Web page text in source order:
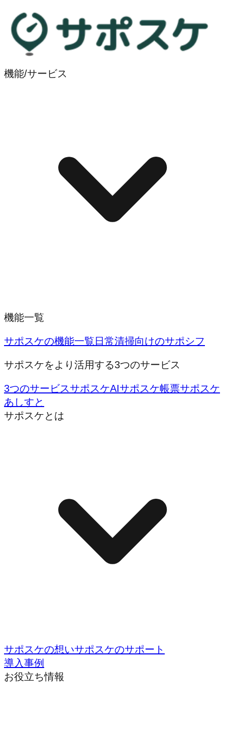
機能/サービス
機能一覧
サポスケの機能一覧 日常清掃向けのサポシフ
サポスケをより活用する3つのサービス
3つのサービスサポスケAIサポスケ帳票サポスケ
あしすと
サポスケとは
サポスケの想いサポスケのサポート
導入事例
お役立ち情報